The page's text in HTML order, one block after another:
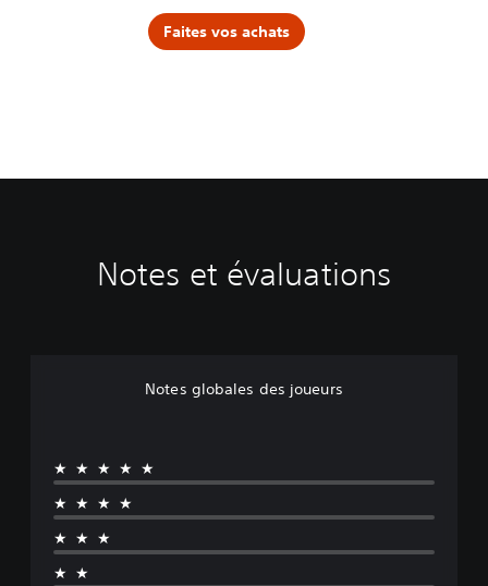
Faites vos achats
Notes et évaluations
Notes globales des joueurs
★★★★★
★★★★
★★★
★★